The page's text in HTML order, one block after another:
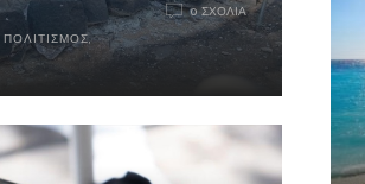
ΠΟΛΙΤΙΣΜΌΣ
0 ΣΧΌΛΙΑ